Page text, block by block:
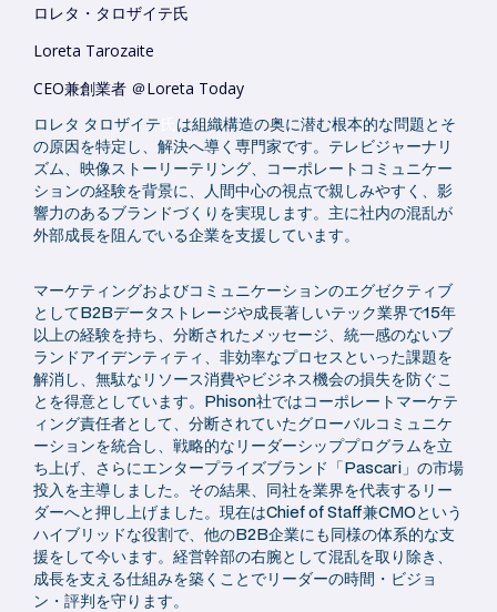
ロレタ・タロザイテ氏
Loreta Tarozaite
CEO兼創業者 ＠Loreta Today
ロレタ タロザイテ
は組織構造の奥に潜む根本的な問題とそ
の原因を特定し、解決へ導く専門家です。テレビジャーナリ
ズム、映像ストーリーテリング、コーポレートコミュニケー
ションの経験を背景に、人間中心の視点で親しみやすく、影
響力のあるブランドづくりを実現します。主に社内の混乱が
外部成長を阻んでいる企業を支援しています。
マーケティングおよびコミュニケーションのエグゼクティブ
としてB2Bデータストレージや成長著しいテック業界で15年
以上の経験を持ち、分断されたメッセージ、統一感のないブ
ランドアイデンティティ、非効率なプロセスといった課題を
解消し、無駄なリソース消費やビジネス機会の損失を防ぐこ
とを得意としています。Phison社ではコーポレートマーケテ
ィング責任者として、分断されていたグローバルコミュニケ
ーションを統合し、戦略的なリーダーシッププログラムを立
ち上げ、さらにエンタープライズブランド「Pascari」の市場
投入を主導しました。その結果、同社を業界を代表するリー
ダーへと押し上げました。現在はChief of Staff兼CMOという
ハイブリッドな役割で、他のB2B企業にも同様の体系的な支
援をして今います。経営幹部の右腕として混乱を取り除き、
成長を支える仕組みを築くことでリーダーの時間・ビジョ
ン・評判を守ります。